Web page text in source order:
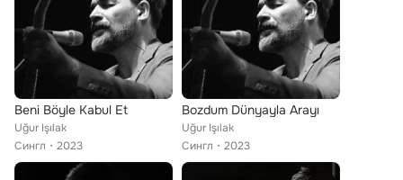
Beni Böyle Kabul Et
Uğur Işılak
Сингл
2023
Bozdum Dünyayla Arayı
Uğur Işılak
Сингл
2023